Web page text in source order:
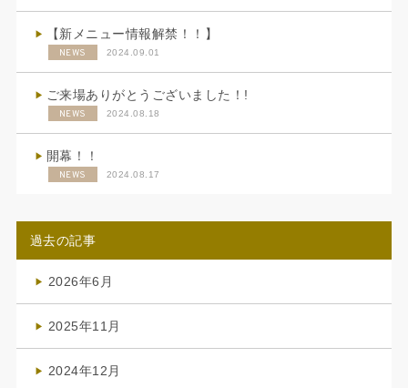
【新メニュー情報解禁！！】
NEWS 2024.09.01
ご来場ありがとうございました！!
NEWS 2024.08.18
開幕！！
NEWS 2024.08.17
過去の記事
2026年6月
2025年11月
2024年12月